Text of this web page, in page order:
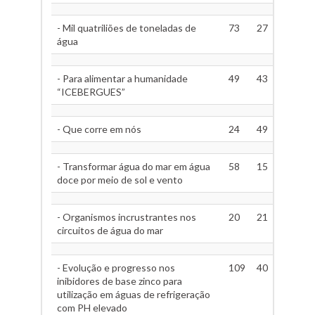
- Mil quatriliões de toneladas de
água
73 27
- Para alimentar a humanidade
“ICEBERGUES”
49 43
- Que corre em nós 24 49
- Transformar água do mar em água
doce por meio de sol e vento
58 15
- Organismos incrustrantes nos
circuitos de água do mar
20 21
- Evolução e progresso nos
inibidores de base zinco para
utilização em águas de refrigeração
com PH elevado
109 40